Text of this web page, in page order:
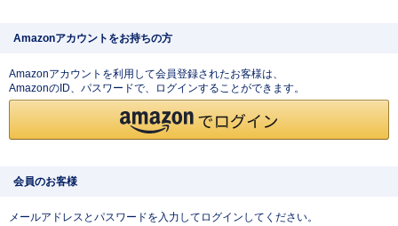
Amazonアカウントをお持ちの方
Amazonアカウントを利用して会員登録されたお客様は、
AmazonのID、パスワードで、ログインすることができます。
会員のお客様
メールアドレスとパスワードを入力してログインしてください。